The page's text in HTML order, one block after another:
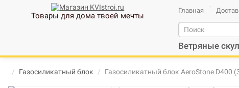
Товары для дома твоей мечты
Главная
Ветряные
Газосиликатный блок Газосиликатный блок AeroStone D400